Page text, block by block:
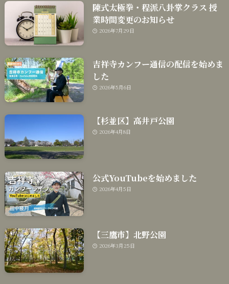
陳式太極拳・程派八卦掌クラス 授
業時間変更のお知らせ
2026年7月29日
吉祥寺カンフー通信の配信を始めま
した
2026年5月6日
【杉並区】高井戸公園
2026年4月8日
公式YouTubeを始めました
2026年4月5日
【三鷹市】北野公園
2026年3月25日